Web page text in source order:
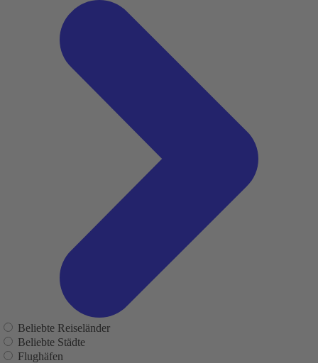
Beliebte Reiseländer
Beliebte Städte
Flughäfen